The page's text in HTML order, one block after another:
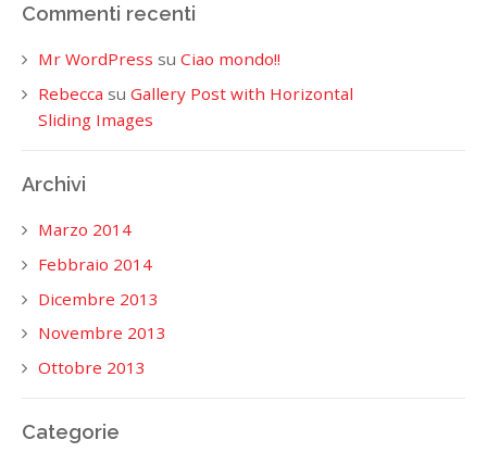
Commenti recenti
Mr WordPress suCiao mondo!!
Rebecca suGallery Post with Horizontal
Sliding Images
Archivi
Marzo 2014
Febbraio 2014
Dicembre 2013
Novembre 2013
Ottobre 2013
Categorie